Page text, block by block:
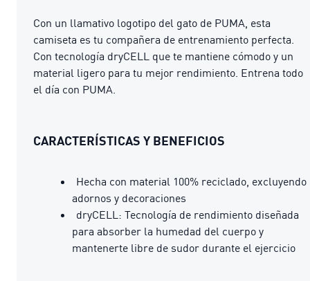
Con un llamativo logotipo del gato de PUMA, esta
camiseta es tu compañera de entrenamiento perfecta.
Con tecnología dryCELL que te mantiene cómodo y un
material ligero para tu mejor rendimiento. Entrena todo
el día con PUMA.
CARACTERÍSTICAS Y BENEFICIOS
Hecha con material 100% reciclado, excluyendo
adornos y decoraciones
dryCELL: Tecnología de rendimiento diseñada
para absorber la humedad del cuerpo y
mantenerte libre de sudor durante el ejercicio